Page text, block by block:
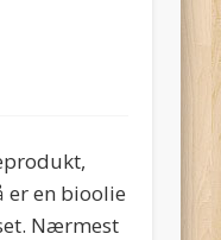
er en bioolie
Nærmest